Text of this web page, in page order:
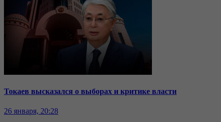
Токаев высказался о выборах и критике власти
26 января, 20:28